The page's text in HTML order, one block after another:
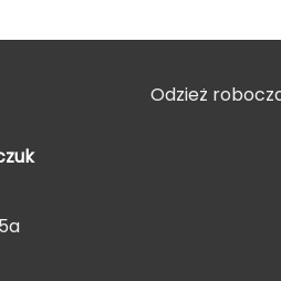
Odzież